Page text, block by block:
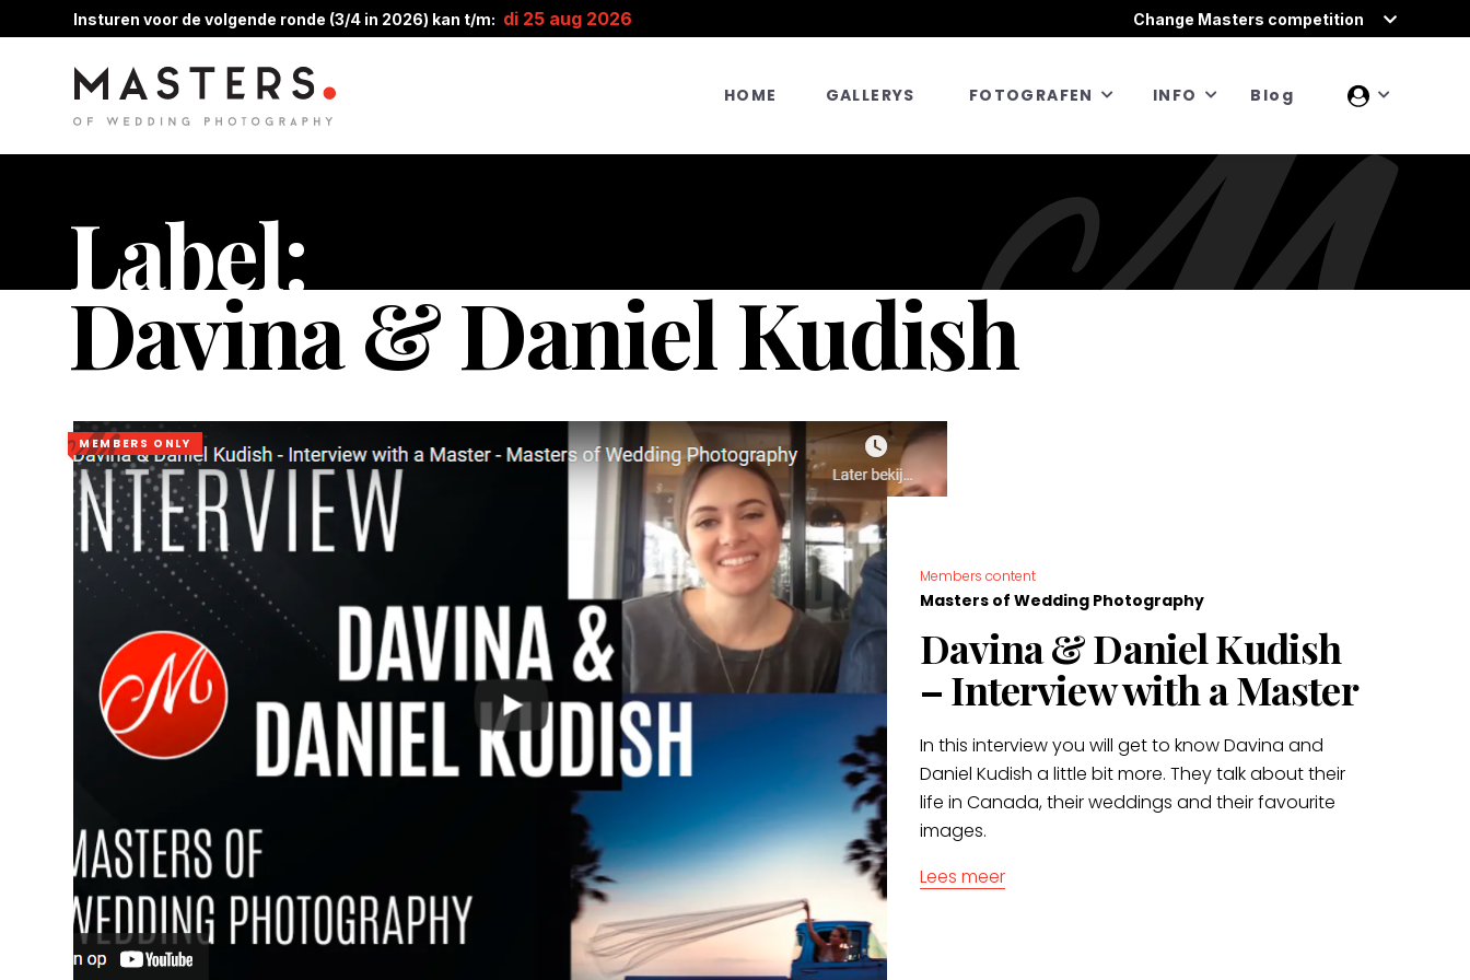
Insturen voor de volgende ronde (3/4 in 2026) kan t/m: di 25 aug 2026 Change Masters competition
HOME GALLERYS FOTOGRAFEN INFO Blog
Label:
Davina & Daniel Kudish
MEMBERS ONLY
Members content
Masters of Wedding Photography
Davina & Daniel Kudish
– Interview with a Master
In this interview you will get to know Davina and
Daniel Kudish a little bit more. They talk about their
life in Canada, their weddings and their favourite
images.
Lees meer